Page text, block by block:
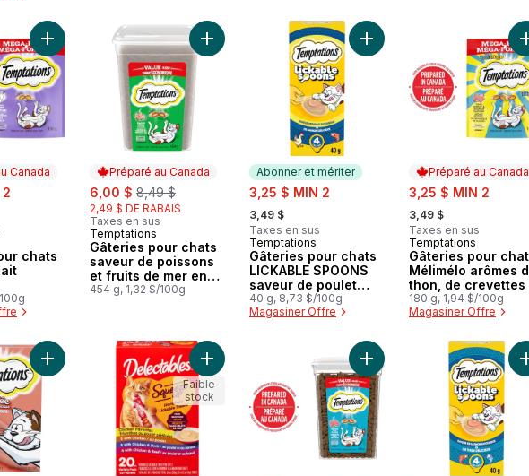
Canada
chats
Ajouter Gâteries pour chats saveur de lait crémeux au panier
Préparé au Canada
sale:
6,00 $ , formerly:
8,49 $
2,49 $ DE RABAIS
Taxes en sus
Préparé au Canada
Temptations
Gâteries pour chats
saveur de poissons
et fruits de mer en
format économique,
454 g, 1,32 $/100g
Ajouter Gâteries pour chats saveur de poissons et
Abonner et mériter
sale:
3,25 $ MIN 2
, formerly:
3,49 $
Taxes en sus
Abonner et mériter
Temptations
Gâteries pour chats
LICKABLE SPOONS
saveur de poulet
savoureux et de
saumon délicieux
40 g, 8,73 $/100g
Magasiner Offre
Ajouter Gâteries pour
Préparé au Canada
sale:
3,25 $ MIN 2
, formerly:
3,49 $
Taxes en sus
Préparé au Canada
Temptations
Gâteries pour
Mélimélo arômes
thon, de crevettes
de saumon
180 g, 1,94 $/100g
Magasiner Offre
Ajouter CREAMY PURÉE Adult Cat Treats, Salmon au panier
Ajouter Squeeze up friandises à lécher à donner à la
Faible
stock
Ajouter Gâteries pour